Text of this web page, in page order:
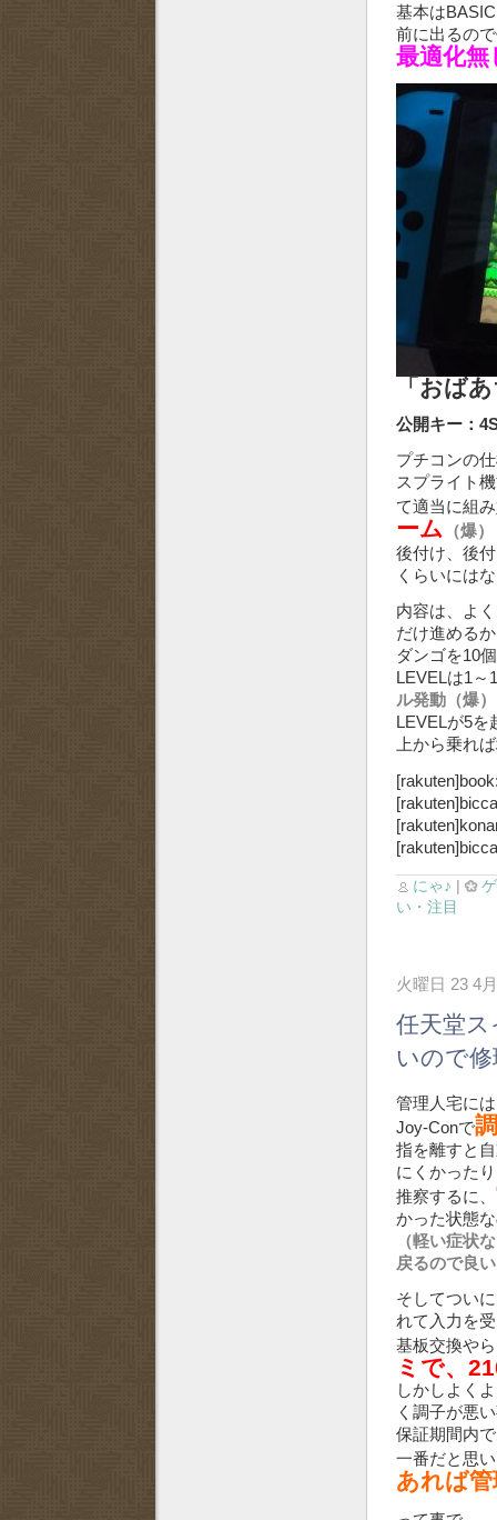
基本は
前に出るの
最適化
「おば
公開キー：
プチコンの
スプライト
て適当に組
ーム
（爆）
後付け、後
くらいには
内容は、よ
だけ進める
ダンゴを10
LEVELは1～
ル発動（爆
LEVELが5を
上から乗れ
にゃ♪ |
い・注目
火曜日 23 4
任天堂
いので
管理人宅に
Joy-Conで
指を離すと
にくかった
推察するに、
かった状態
（軽い症状
戻るので良
そしてつい
れて入力を
基板交換や
ミで、
しかしよく
く調子が悪
保証期間内
一番だと思
あれば